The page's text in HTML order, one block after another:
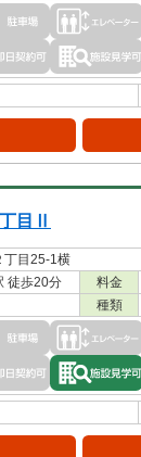
目Ⅱ
丁目25-1横
徒歩20分 料金
種類